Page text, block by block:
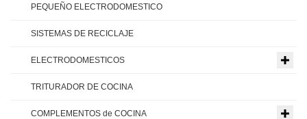
PEQUEÑO ELECTRODOMESTICO
SISTEMAS DE RECICLAJE
ELECTRODOMESTICOS
TRITURADOR DE COCINA
COMPLEMENTOS de COCINA